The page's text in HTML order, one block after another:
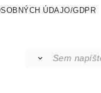
ÚDAJO/GDPR